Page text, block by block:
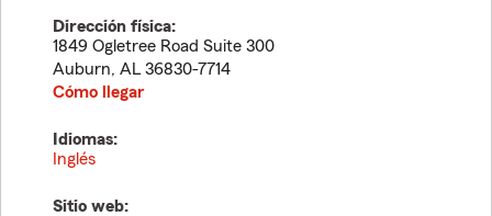
Dirección física:
1849 Ogletree Road Suite 300
Auburn, AL 36830-7714
Cómo llegar
Idiomas:
Inglés
Sitio web: